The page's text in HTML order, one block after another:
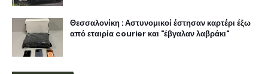
Θεσσαλονίκη : Αστυνομικοί έστησαν καρτέρι έξω
από εταιρία courier και "έβγαλαν λαβράκι"